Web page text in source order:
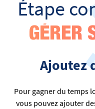
Étape
GÉRER
Ajoutez
Pour gagner du temps
vous pouvez ajouter